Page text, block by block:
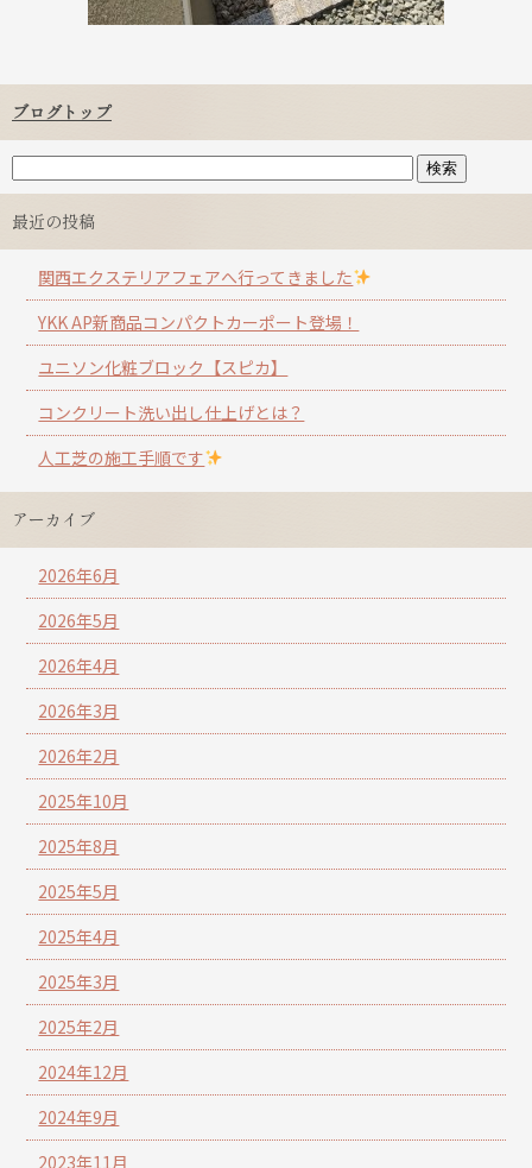
ブログトップ
最近の投稿
関西エクステリアフェアへ行ってきました
YKK AP新商品コンパクトカーポート登場！
ユニソン化粧ブロック【スピカ】
コンクリート洗い出し仕上げとは？
人工芝の施工手順です
アーカイブ
2026年6月
2026年5月
2026年4月
2026年3月
2026年2月
2025年10月
2025年8月
2025年5月
2025年4月
2025年3月
2025年2月
2024年12月
2024年9月
2023年11月